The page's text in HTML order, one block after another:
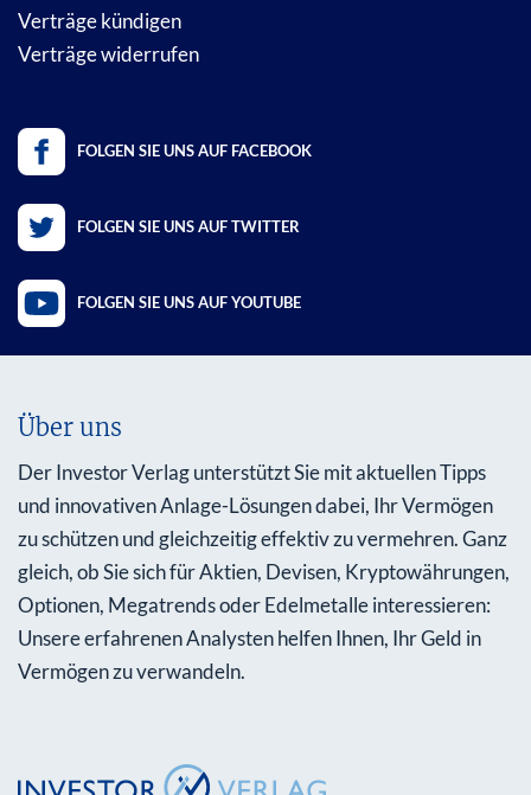
Verträge kündigen
Verträge widerrufen
FOLGEN SIE UNS AUF FACEBOOK
FOLGEN SIE UNS AUF TWITTER
FOLGEN SIE UNS AUF YOUTUBE
Über uns
Der Investor Verlag unterstützt Sie mit aktuellen Tipps
und innovativen Anlage-Lösungen dabei, Ihr Vermögen
zu schützen und gleichzeitig effektiv zu vermehren. Ganz
gleich, ob Sie sich für Aktien, Devisen, Kryptowährungen,
Optionen, Megatrends oder Edelmetalle interessieren:
Unsere erfahrenen Analysten helfen Ihnen, Ihr Geld in
Vermögen zu verwandeln.